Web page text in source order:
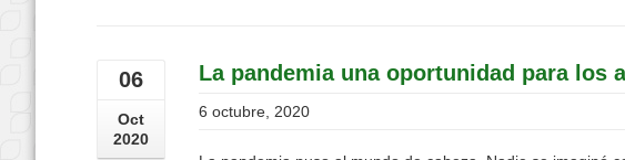
06
Oct
2020
La pandemia una oportunidad para los
6 octubre, 2020